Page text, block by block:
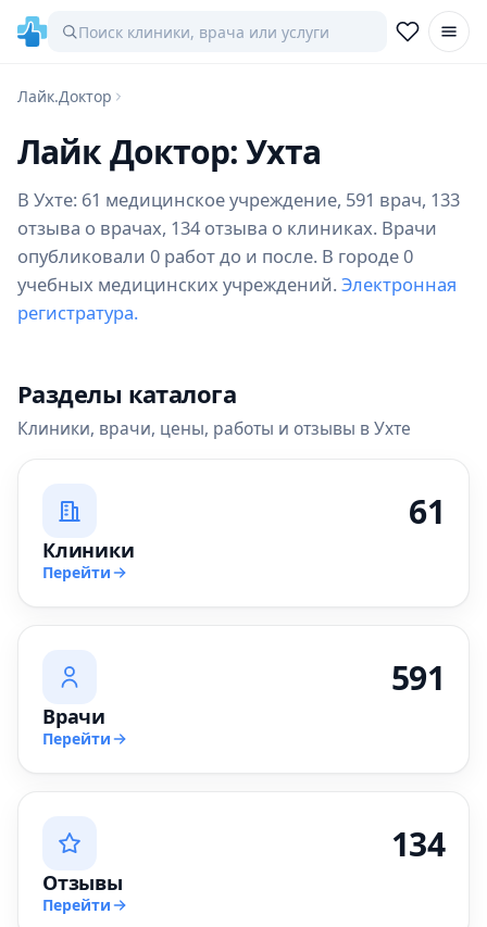
Лайк.Доктор
Лайк Доктор: Ухта
В Ухте: 61 медицинское учреждение, 591 врач, 133
отзыва о врачах, 134 отзыва о клиниках. Врачи
опубликовали 0 работ до и после. В городе 0
учебных медицинских учреждений. Электронная
регистратура.
Разделы каталога
Клиники, врачи, цены, работы и отзывы в Ухте
61
Клиники
Перейти
591
Врачи
Перейти
134
Отзывы
Перейти